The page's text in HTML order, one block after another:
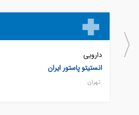
دارویی
انستیتو پاستور ایران
تهران